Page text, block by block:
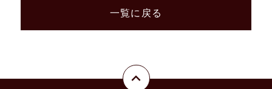
一覧に戻る